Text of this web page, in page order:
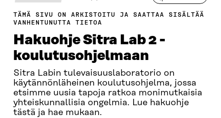
TÄMÄ SIVU ON ARKISTOITU JA SAATTAA SISÄLTÄÄ
VANHENTUNUTTA TIETOA
Hakuohje Sitra Lab 2 -
koulutusohjelmaan
Sitra Labin tulevaisuuslaboratorio on
käytännönläheinen koulutusohjelma, jossa
etsimme uusia tapoja ratkoa monimutkaisia
yhteiskunnallisia ongelmia. Lue hakuohje
tästä ja hae mukaan.